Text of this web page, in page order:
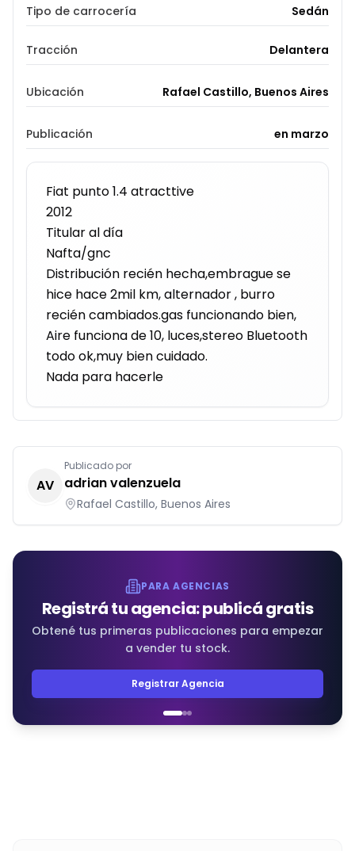
Tipo de carrocería Sedán
Tracción Delantera
Ubicación Rafael Castillo, Buenos Aires
Publicación en marzo
Fiat punto 1.4 atracttive
2012
Titular al día
Nafta/gnc
Distribución recién hecha,embrague se
hice hace 2mil km, alternador , burro
recién cambiados.gas funcionando bien,
Aire funciona de 10, luces,stereo Bluetooth
todo ok,muy bien cuidado.
Nada para hacerle
AV
Publicado por
adrian valenzuela
Rafael Castillo, Buenos Aires
PARA AGENCIAS
Registrá tu agencia: publicá gratis
Obtené tus primeras publicaciones para empezar
a vender tu stock.
Registrar Agencia